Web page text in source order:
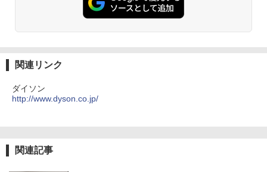
関連リンク
ダイソン
http://www.dyson.co.jp/
関連記事